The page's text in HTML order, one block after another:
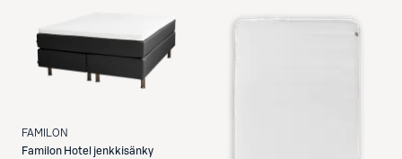
FAMILON
Familon Hotel jenkkisänky